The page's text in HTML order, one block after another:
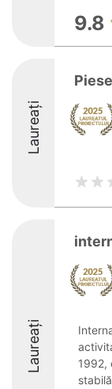
9.8
Laureați
Laureați
1992,